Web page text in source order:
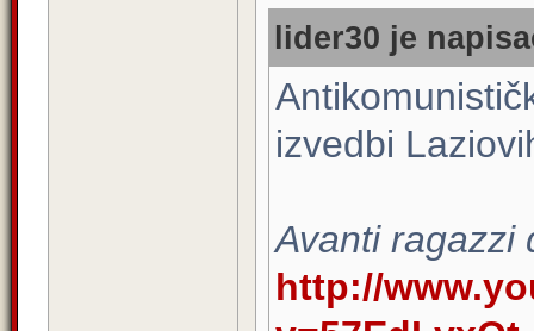
lider30 je
izvedbi
Avanti ragazzi
http://